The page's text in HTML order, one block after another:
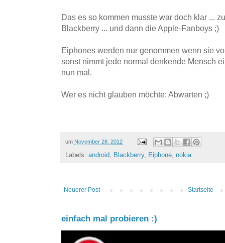
Das es so kommen musste war doch klar ...
Blackberry ... und dann die Apple-Fanboys ;)
Eiphones werden nur genommen wenn sie
sonst nimmt jede normal denkende Mensch
nun mal.
Wer es nicht glauben möchte: Abwarten ;)
um November 28, 2012
Labels: android, Blackberry, Eiphone, nokia
Neuerer Post Startseite
einfach mal probieren :)